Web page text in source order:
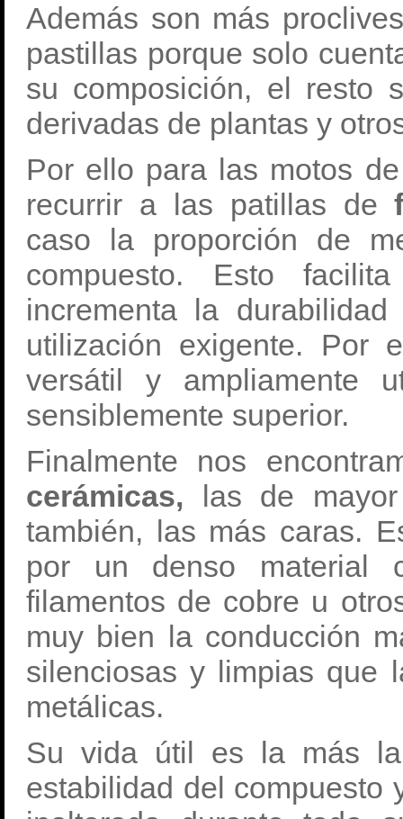
Además son más
pastillas porque solo
su composición, el resto
derivadas de plantas y
Por ello para las motos
recurrir a las patillas de
caso la proporción de
compuesto. Esto
incrementa la
utilización exigente. Por
versátil y ampliamente
sensiblemente superior.
Finalmente nos
cerámicas, las de
también, las más caras.
por un denso material
filamentos de cobre u
muy bien la conducción
silenciosas y limpias que
metálicas.
Su vida útil es la más
estabilidad del compuesto